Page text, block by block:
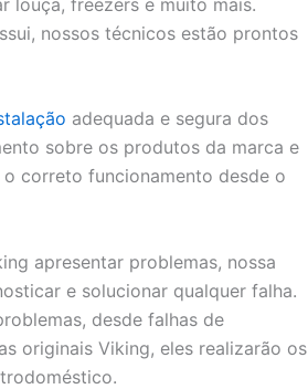
nossos técnicos estão prontos
adequada e segura dos
sobre os produtos da marca e
correto funcionamento desde o
apresentar problemas, nossa
e solucionar qualquer falha.
desde falhas de
originais Viking, eles realizarão os